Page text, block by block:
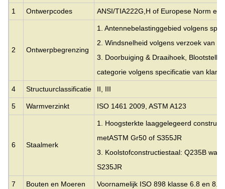
1 Ontwerpcodes ANSI/TIA222G,H of Europese Norm en
2 Ontwerpbegrenzing
1. Antennebelastinggebied volgens
2. Windsnelheid volgens verzoek van
3. Doorbuiging & Draaihoek,
categorie volgens specificatie van
4 Structuurclassificatie II, III
5 Warmverzinkt ISO 1461 2009, ASTM A123
6 Staalmerk
1. Hoogsterkte laaggelegeerd
metASTM Gr50 of S355JR
3. Koolstofconstructiestaal: Q235B wat
S235JR
7 Bouten en Moeren Voornamelijk ISO 898 klasse 6.8 en 8.8